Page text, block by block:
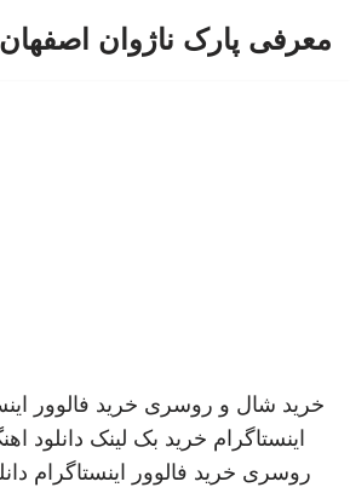
معرفی پارک ناژوان اصفهان
خرید شال و روسری خرید فالوور
اینستاگرام خرید بک لینک دانلود
روسری خرید فالوور اینستاگرام